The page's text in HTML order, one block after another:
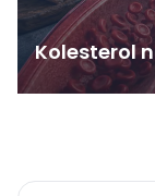
Kolesterol